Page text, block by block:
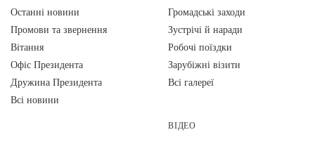
Останні новини
Промови та звернення
Вiтання
Офіс Президента
Дружина Президента
Всі новини
Громадські заходи
Зустрічі й наради
Робочі поїздки
Зарубіжні візити
Всі галереї
ВІДЕО